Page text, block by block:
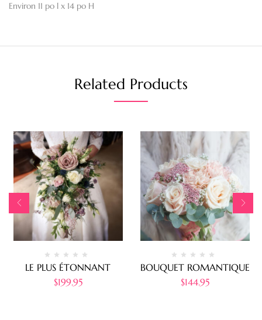
Environ 11 po l x 14 po H
Related Products
LE PLUS ÉTONNANT
$199.95
BOUQUET ROMANTIQUE
$144.95